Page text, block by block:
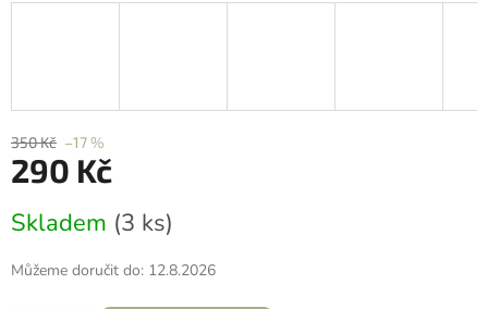
350 Kč –17 %
290 Kč
cena:
Skladem (3 ks)
Můžeme doručit do: 12.8.2026